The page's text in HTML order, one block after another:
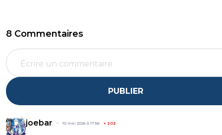
8 Commentaires
PUBLIER
joebar 10 mai 2026 à 17:56 + 202